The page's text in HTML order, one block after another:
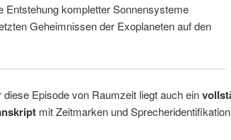
Entstehung kompletter Sonnensysteme
Geheimnissen der Exoplaneten auf den
diese Episode von Raumzeit liegt auch ein
mit Zeitmarken und